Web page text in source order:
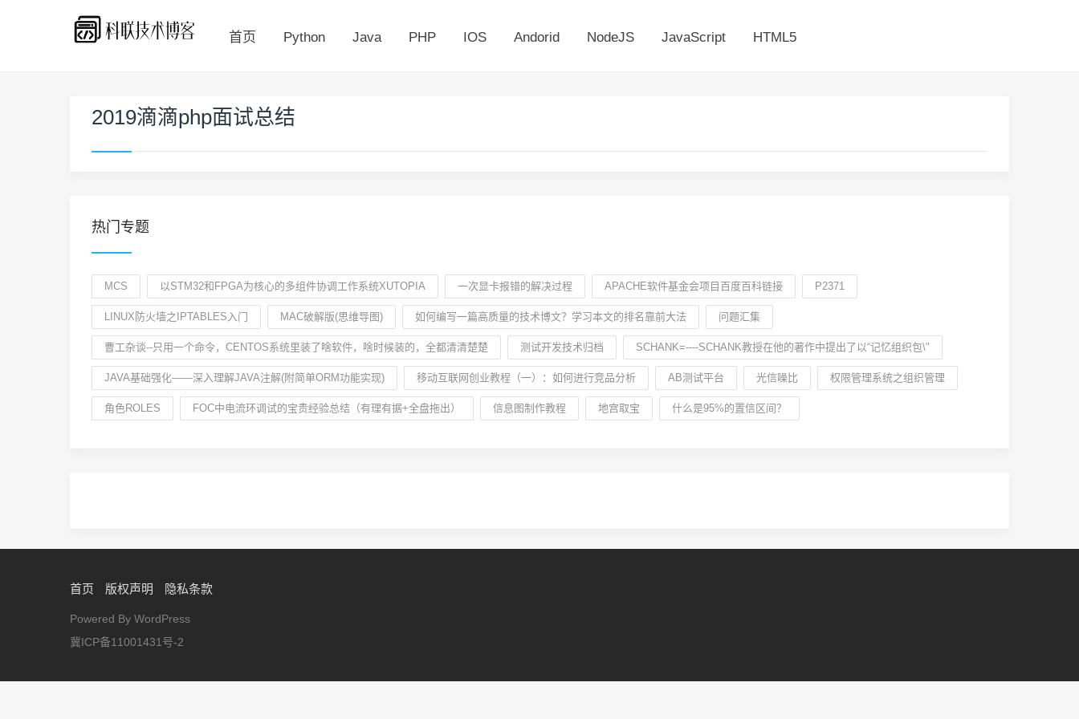
首页 Python Java PHP IOS Andorid NodeJS JavaScript HTML5
2019滴滴php面试总结
热门专题
MCS 以STM32和FPGA为核心的多组件协调工作系统XUTOPIA 一次显卡报错的解决过程 APACHE软件基金会项目百度百科链接 P2371
LINUX防火墙之IPTABLES入门 MAC破解版(思维导图) 如何编写一篇高质量的技术博文？学习本文的排名靠前大法 问题汇集
曹工杂谈--只用一个命令，CENTOS系统里装了啥软件，啥时候装的，全都清清楚楚 测试开发技术归档 SCHANK=----SCHANK教授在他的著作中提出了以“记忆组织包\"
JAVA基础强化——深入理解JAVA注解(附简单ORM功能实现) 移动互联网创业教程（一）：如何进行竞品分析 AB测试平台 光信噪比 权限管理系统之组织管理
角色ROLES FOC中电流环调试的宝贵经验总结（有理有据+全盘拖出） 信息图制作教程 地宫取宝 什么是95%的置信区间？
首页 版权声明 隐私条款
Powered By WordPress
冀ICP备11001431号-2